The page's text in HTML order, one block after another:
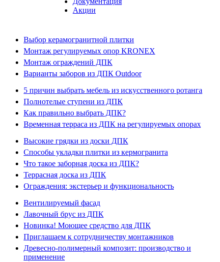
Акции
Выбор керамогранитной плитки
Монтаж регулируемых опор KRONEX
Монтаж ограждений ДПК
Варианты заборов из ДПК Outdoor
5 причин выбрать мебель из искусственного ротанга
Полнотелые ступени из ДПК
Как правильно выбрать ДПК?
Временная терраса из ДПК на регулируемых опорах
Высокие грядки из доски ДПК
Способы укладки плитки из кермогранита
Что такое заборная доска из ДПК?
Террасная доска из ДПК
Ограждения: экстерьер и функциональность
Вентилируемый фасад
Лавочный брус из ДПК
Новинка! Моющее средство для ДПК
Приглашаем к сотрудничеству монтажников
Древесно-полимерный композит: производство и
применение